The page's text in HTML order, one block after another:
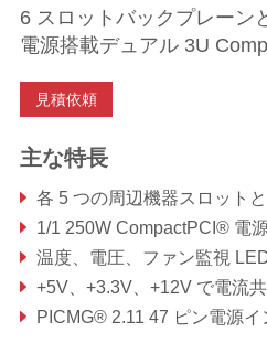
6 スロットバックプレーン
電源搭載デュアル 3U
見積依頼
主な特長
各 5 つの周辺機器スロットと 1 つのシステムスロット
1/1 250W CompactPCI® 電
温度、電圧、ファン監視
+5V、+3.3V、+12V で電流
PICMG® 2.11 47 ピン電源イ